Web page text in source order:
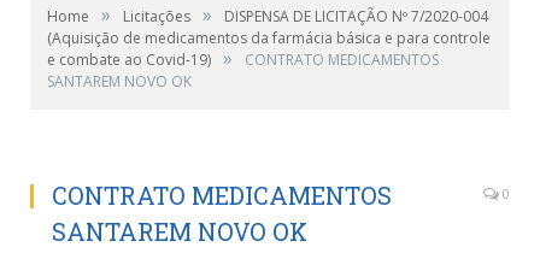
Home » Licitações »
DISPENSA DE LICITAÇÃO Nº 7/2020-004
(Aquisição de medicamentos da farmácia básica e para controle
e combate ao Covid-19) »
CONTRATO MEDICAMENTOS
SANTAREM NOVO OK
CONTRATO MEDICAMENTOS
SANTAREM NOVO OK
0